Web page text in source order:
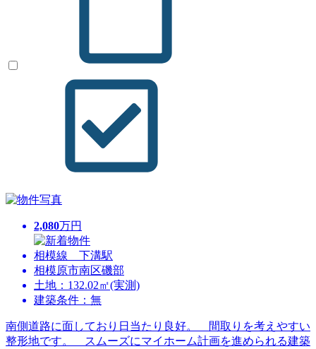
2,080万円
相模線 下溝駅
相模原市南区磯部
土地：132.02㎡(実測)
建築条件：無
南側道路に面しており日当たり良好。 間取りを考えやすい
整形地です。 スムーズにマイホーム計画を進められる建築